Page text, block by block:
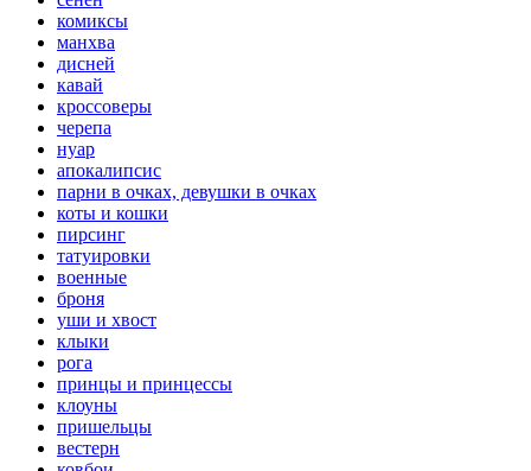
комиксы
манхва
дисней
кавай
кроссоверы
черепа
нуар
апокалипсис
парни в очках, девушки в очках
коты и кошки
пирсинг
татуировки
военные
броня
уши и хвост
клыки
рога
принцы и принцессы
клоуны
пришельцы
вестерн